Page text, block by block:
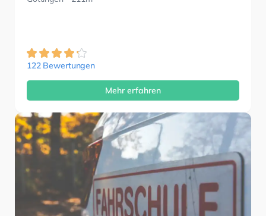
122 Bewertungen
Mehr erfahren